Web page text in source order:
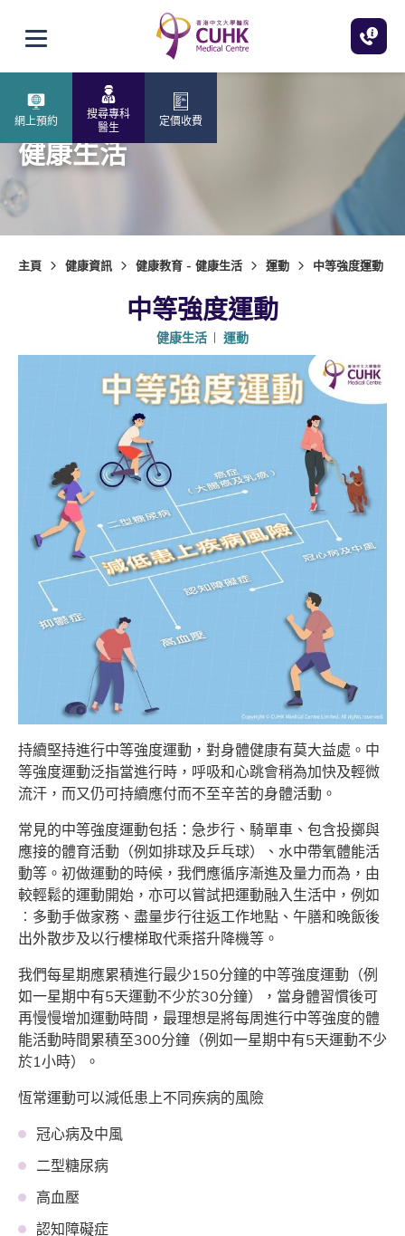
打開選單
網上預約
搜尋專科
醫生
定價收費
健康生活
主頁 健康資訊 健康教育 - 健康生活 運動 中等強度運動
中等強度運動
健康生活 運動
持續堅持進行中等強度運動，對身體健康有莫大益處。中
等強度運動泛指當進行時，呼吸和心跳會稍為加快及輕微
流汗，而又仍可持續應付而不至辛苦的身體活動。
常見的中等強度運動包括：急步行、騎單車、包含投擲與
應接的體育活動（例如排球及乒乓球）、水中帶氧體能活
動等。初做運動的時候，我們應循序漸進及量力而為，由
較輕鬆的運動開始，亦可以嘗試把運動融入生活中，例如
︰多動手做家務、盡量步行往返工作地點、午膳和晚飯後
出外散步及以行樓梯取代乘搭升降機等。
我們每星期應累積進行最少150分鐘的中等強度運動（例
如一星期中有5天運動不少於30分鐘），當身體習慣後可
再慢慢增加運動時間，最理想是將每周進行中等強度的體
能活動時間累積至300分鐘（例如一星期中有5天運動不少
於1小時）。
恆常運動可以減低患上不同疾病的風險
冠心病及中風
二型糖尿病
高血壓
認知障礙症